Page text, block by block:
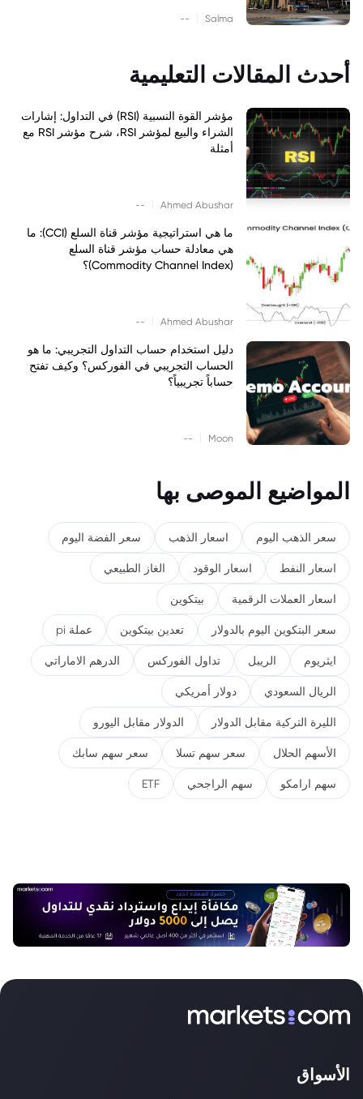
Salma
--
أحدث المقالات التعليمية
مؤشر القوة النسبية (RSI) في التداول: إشارات
الشراء والبيع لمؤشر RSI، شرح مؤشر RSI مع
أمثلة
Ahmed Abushar
--
ما هي استراتيجية مؤشر قناة السلع (CCI): ما
هي معادلة حساب مؤشر قناة السلع
(Commodity Channel Index)؟
Ahmed Abushar
--
دليل استخدام حساب التداول التجريبي: ما هو
الحساب التجريبي في الفوركس؟ وكيف تفتح
حساباً تجريبياً؟
Moon
--
المواضيع الموصى بها
سعر الذهب اليوم اسعار الذهب سعر الفضة اليوم
اسعار النفط اسعار الوقود الغاز الطبيعي
اسعار العملات الرقمية بيتكوين
سعر البتكوين اليوم بالدولار تعدين بيتكوين عملة pi
ايثريوم الريبل تداول الفوركس الدرهم الاماراتي
الريال السعودي دولار أمريكي
الليرة التركية مقابل الدولار الدولار مقابل اليورو
الأسهم الحلال سعر سهم تسلا سعر سهم سابك
سهم ارامكو سهم الراجحي ETF
الأسواق